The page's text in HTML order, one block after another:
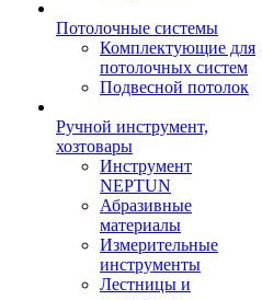
Потолочные системы
Комплектующие для
потолочных систем
Подвесной потолок
Ручной инструмент,
хозтовары
Инструмент
NEPTUN
Абразивные
материалы
Измерительные
инструменты
Лестницы и